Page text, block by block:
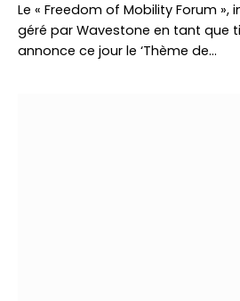
Le « Freedom of Mobility Forum »,
géré par Wavestone en tant que
annonce ce jour le ‘Thème de…